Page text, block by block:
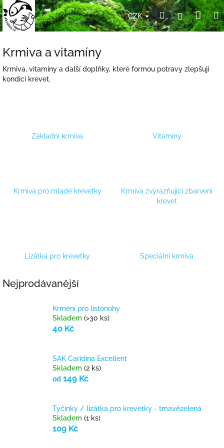
Přejít
na
obsah
CZK HledatPřihlášení
Krmiva a vitamíny
Krmiva, vitamíny a další doplňky, které formou potravy zlepšují
kondici krevet.
Základní krmiva Vitamíny
Krmiva pro mladé krevetky
Krmiva zvýrazňující zbarvení
krevet
Lízátka pro krevetky Speciální krmiva
Nejprodávanější
Krmení pro listonohy
Skladem (>30 ks)
40 Kč
SAK Caridina Excellent
Skladem (2 ks)
od 149 Kč
Tyčinky / lízátka pro krevetky - tmavězelená
Skladem (1 ks)
109 Kč